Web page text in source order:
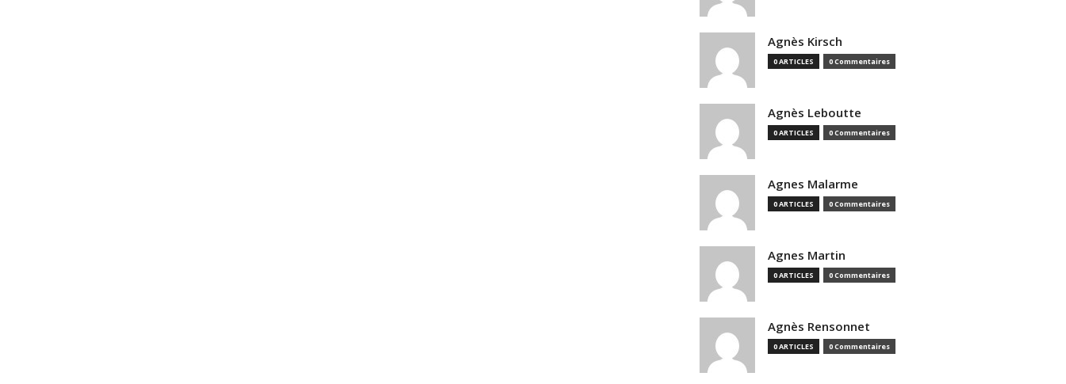
Agnès Kirsch
0 ARTICLES 0 Commentaires
Agnès Leboutte
0 ARTICLES 0 Commentaires
Agnes Malarme
0 ARTICLES 0 Commentaires
Agnes Martin
0 ARTICLES 0 Commentaires
Agnès Rensonnet
0 ARTICLES 0 Commentaires